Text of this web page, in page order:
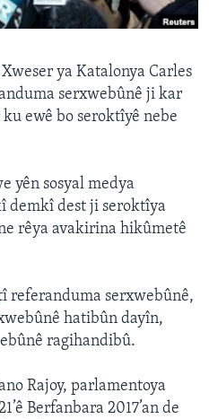
ya Katalonya Carles
serxwebûnê ji kar
ewê bo seroktîyê nebe
yên sosyal medya
demkî dest ji seroktîya
rêya avakirina hikûmetê
referanduma serxwebûnê,
hatibûn dayîn,
ragihandibû.
Rajoy, parlamentoya
Berfanbara 2017’an de